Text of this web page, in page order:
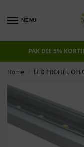
MENU
PAK DIE 5%
Home LED PROFIEL